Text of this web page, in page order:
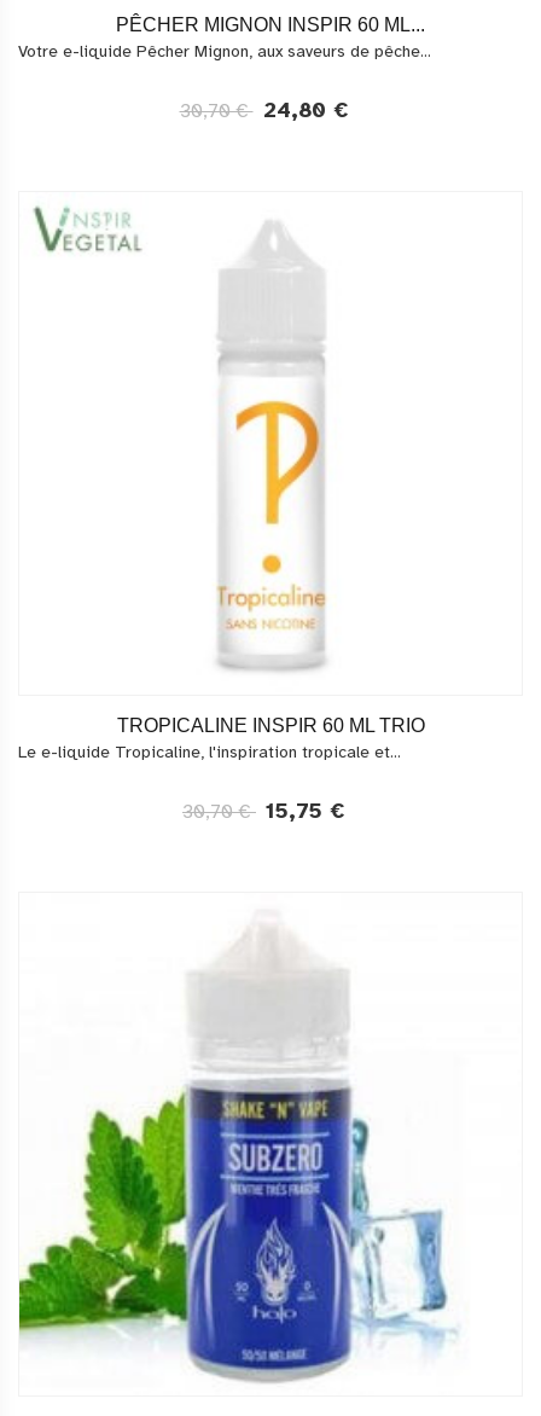
PÊCHER MIGNON INSPIR 60 ML...
Votre e-liquide Pêcher Mignon, aux saveurs de pêche...
30,70 € 24,80 €
TROPICALINE INSPIR 60 ML TRIO
Le e-liquide Tropicaline, l'inspiration tropicale et...
30,70 € 15,75 €